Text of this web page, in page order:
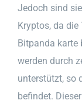
Jedoch sind
Kryptos, da
Bitpanda karte
werden durch
unterstützt, so
befindet.